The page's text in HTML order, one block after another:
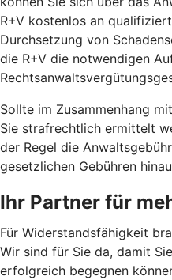
R+V kostenlos an
Durchsetzung von
die R+V die notwendigen
Sollte im Zusammenhang
Sie strafrechtlich ermittelt
der Regel die
gesetzlichen Gebühren
Ihr Partner für
Für Widerstandsfähigkeit
Wir sind für Sie da, damit
erfolgreich begegnen